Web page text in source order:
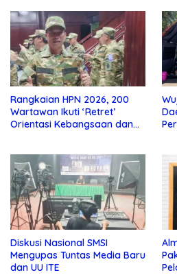
Rangkaian HPN 2026, 200
Wartawan Ikuti ‘Retret’
Orientasi Kebangsaan dan
Diskusi Nasional SMSI
Mengupas Tuntas Media Baru
dan UU ITE